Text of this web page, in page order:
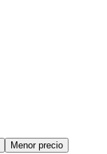
Menor precio